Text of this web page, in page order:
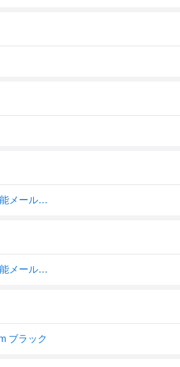
パイロット PILOT フリクションボール スリム 038 ブラック PLFBS18UF-B【追跡可能メール便対応10個まで】【宅急便コンパクト対応】【ドラッグストア】
パイロット PILOT フリクションボール スリム 038 ブラック PLFBS18UF-B【追跡可能メール便対応10個まで】【宅急便コンパクト対応】【ドラッグストア】
ブラック